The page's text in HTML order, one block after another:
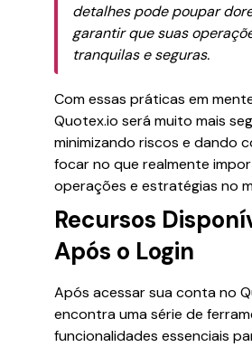
detalhes pode poupar
garantir que suas
tranquilas e seguras.
Com essas práticas em
Quotex.io será muito mais
minimizando riscos e dando
focar no que realmente
operações e estratégias no
Recursos
Após o Login
Após acessar sua conta no
encontra uma série de
funcionalidades essenciais